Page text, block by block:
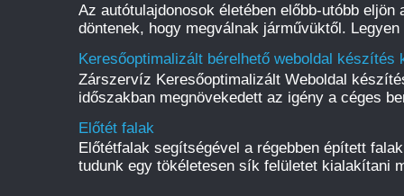
Az autótulajdonosok életében előbb-utóbb eljön
döntenek, hogy megválnak járművüktől.
Keresőoptimalizált bérelhető weboldal
Zárszervíz Keresőoptimalizált Weboldal
időszakban megnövekedett az igény a céges
Előtét falak
Előtétfalak segítségével a régebben épített
tudunk egy tökéletesen sík felületet kialakítani